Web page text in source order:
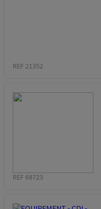
REF 21352
REF 68723